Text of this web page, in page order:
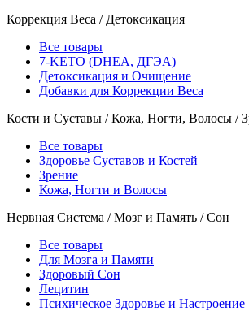
Коррекция Веса / Детоксикация
Все товары
7-KETO (DHEA, ДГЭА)
Детоксикация и Очищение
Добавки для Коррекции Веса
Кости и Суставы / Кожа, Ногти, Волосы /
Все товары
Здоровье Суставов и Костей
Зрение
Кожа, Ногти и Волосы
Нервная Система / Мозг и Память / Сон
Все товары
Для Мозга и Памяти
Здоровый Сон
Лецитин
Психическое Здоровье и Настроение